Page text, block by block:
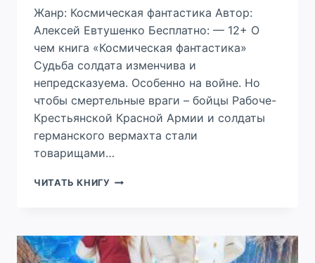
Жанр: Космическая фантастика Автор:
Алексей Евтушенко Бесплатно: — 12+ О
чем книга «Космическая фантастика»
Судьба солдата изменчива и
непредсказуема. Особенно на войне. Но
чтобы смертельные враги – бойцы Рабоче-
Крестьянской Красной Армии и солдаты
германского вермахта стали
товарищами…
ЧИТАТЬ КНИГУ ОТРЯД